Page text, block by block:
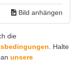
Bild anhängen
die
. Halte
unsere